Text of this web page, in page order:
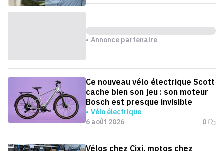
Annonce partenaire
Ce nouveau vélo électrique Scott
cache bien son jeu : son moteur
Bosch est presque invisible
Vélo électrique
6 août 2026
0
Vélos chez Cixi, motos chez